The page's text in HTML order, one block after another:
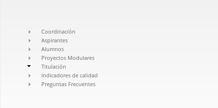
Coordinación
Aspirantes
Alumnos
Proyectos Modulares
Titulación
Indicadores de calidad
Preguntas Frecuentes